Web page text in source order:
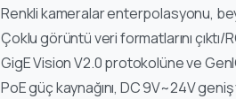
Renkli kameralar enterpolasyonu,
Çoklu görüntü veri formatlarını çıktı/
GigE Vision V2.0 protokolüne ve
PoE güç kaynağını, DC 9V~24V